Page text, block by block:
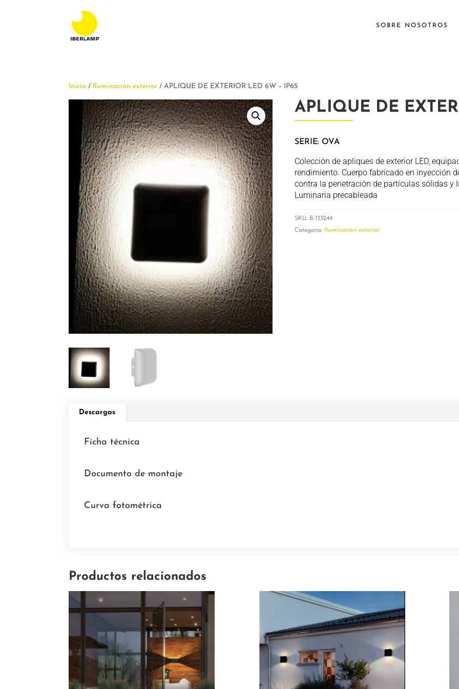
SOBRE NOSOTROS
Inicio / Iluminación exterior / APLIQUE DE EXTERIOR LED 6W – IP65
APLIQUE DE
SERIE: OVA
Colección de apliques de exterior LED,
rendimiento. Cuerpo fabricado en inyección
contra la penetración de partículas sólidas y
Luminaria precableada
SKU: B-133244
Categoría:
Iluminación exterior
Descargas
Ficha técnica
Documento de montaje
Curva fotométrica
Productos relacionados